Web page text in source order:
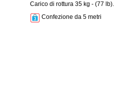
Carico di rottura 35 kg - (77 lb).
Confezione da 5 metri